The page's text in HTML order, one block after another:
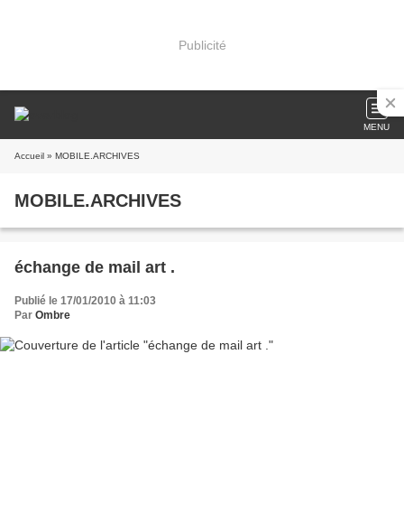
Publicité
MENU
Accueil » MOBILE.ARCHIVES
MOBILE.ARCHIVES
échange de mail art .
Publié le 17/01/2010 à 11:03
Par Ombre